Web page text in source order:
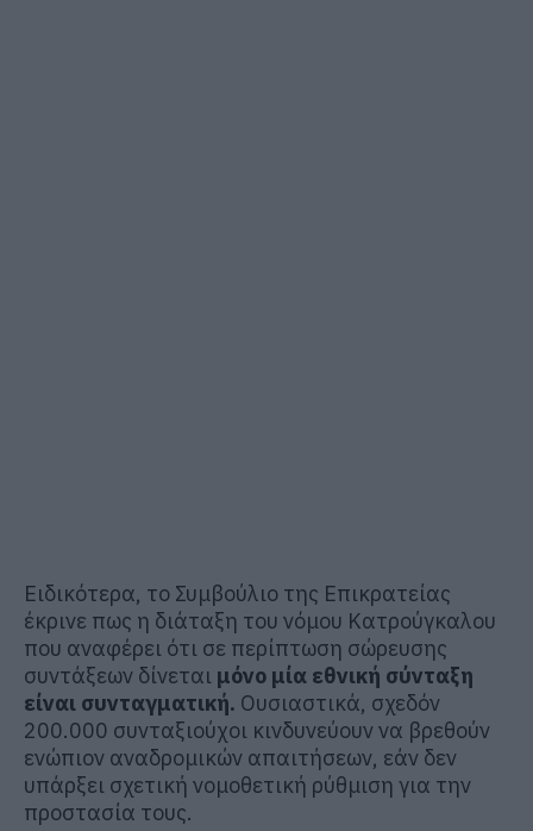
Ειδικότερα, το Συμβούλιο της Επικρατείας
έκρινε πως η διάταξη του νόμου Κατρούγκαλου
που αναφέρει ότι σε περίπτωση σώρευσης
συντάξεων δίνεται μόνο μία εθνική σύνταξη
είναι συνταγματική. Ουσιαστικά, σχεδόν
200.000 συνταξιούχοι κινδυνεύουν να βρεθούν
ενώπιον αναδρομικών απαιτήσεων, εάν δεν
υπάρξει σχετική νομοθετική ρύθμιση για την
προστασία τους.